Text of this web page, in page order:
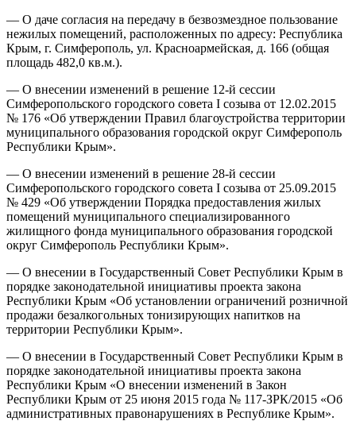
— О даче согласия на передачу в безвозмездное пользование
нежилых помещений, расположенных по адресу: Республика
Крым, г. Симферополь, ул. Красноармейская, д. 166 (общая
площадь 482,0 кв.м.).
— О внесении изменений в решение 12-й сессии
Симферопольского городского совета I созыва от 12.02.2015
№ 176 «Об утверждении Правил благоустройства территории
муниципального образования городской округ Симферополь
Республики Крым».
— О внесении изменений в решение 28-й сессии
Симферопольского городского совета I созыва от 25.09.2015
№ 429 «Об утверждении Порядка предоставления жилых
помещений муниципального специализированного
жилищного фонда муниципального образования городской
округ Симферополь Республики Крым».
— О внесении в Государственный Совет Республики Крым в
порядке законодательной инициативы проекта закона
Республики Крым «Об установлении ограничений розничной
продажи безалкогольных тонизирующих напитков на
территории Республики Крым».
— О внесении в Государственный Совет Республики Крым в
порядке законодательной инициативы проекта закона
Республики Крым «О внесении изменений в Закон
Республики Крым от 25 июня 2015 года № 117-ЗРК/2015 «Об
административных правонарушениях в Республике Крым».